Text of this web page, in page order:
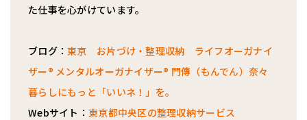
た仕事を心がけています。
ブログ：東京 お片づけ・整理収納 ライフオーガナイ
ザー®︎ メンタルオーガナイザー®︎ 門傳（もんでん）奈々
暮らしにもっと「いいネ！」を。
Webサイト： 東京都中央区の整理収納サービス